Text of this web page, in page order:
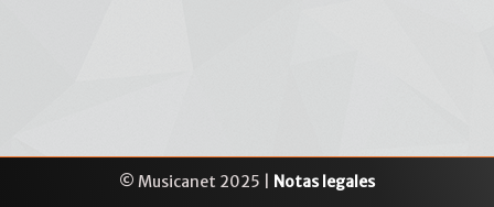
© Musicanet 2025 | Notas legales